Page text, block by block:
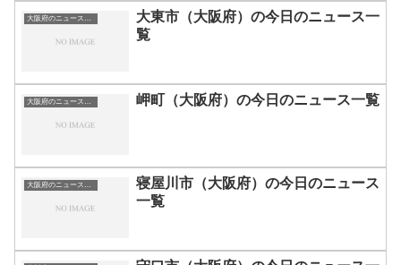
大阪府のニュース一覧
大東市（大阪府）の今日のニュース一
覧
大阪府のニュース一覧 岬町（大阪府）の今日のニュース一覧
大阪府のニュース一覧
寝屋川市（大阪府）の今日のニュース
一覧